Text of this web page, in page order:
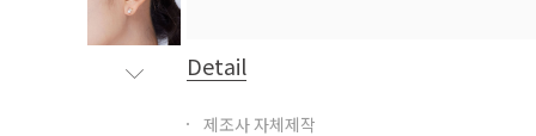
Detail
제조사 자체제작